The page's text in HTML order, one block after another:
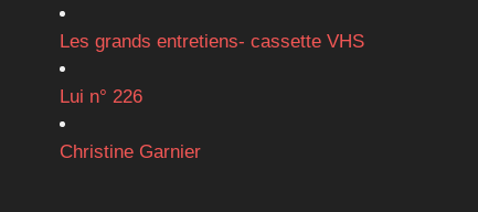
Les grands entretiens- cassette VHS
Lui n° 226
Christine Garnier